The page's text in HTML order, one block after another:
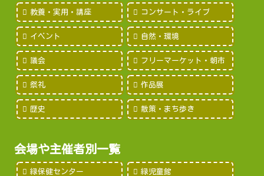
教養・実用・講座 コンサート・ライブ
イベント 自然・環境
議会 フリーマーケット・朝市
祭礼 作品展
歴史 散策・まち歩き
会場や主催者別一覧
緑保健センター 緑児童館